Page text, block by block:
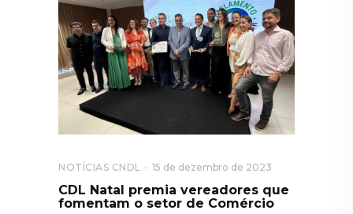
NOTÍCIAS CNDL 15 de dezembro de 2023
CDL Natal premia vereadores que
fomentam o setor de Comércio